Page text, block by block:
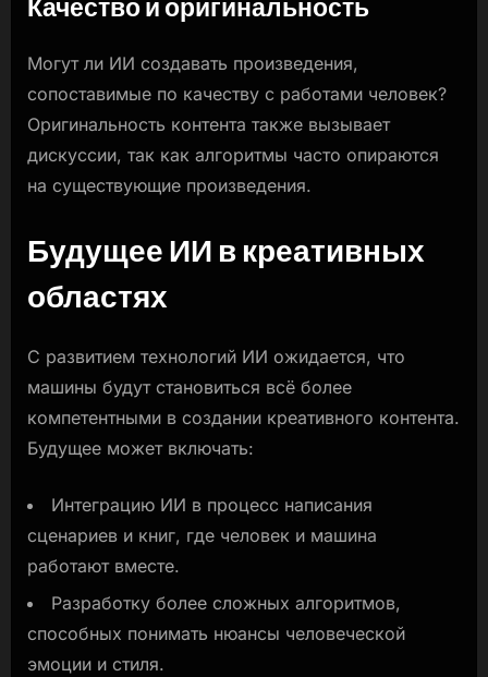
Могут ли ИИ создавать произведения,
сопоставимые по качеству с работами человек?
Оригинальность контента также вызывает
дискуссии, так как алгоритмы часто опираются
на существующие произведения.
Будущее ИИ в креативных
областях
С развитием технологий ИИ ожидается, что
машины будут становиться всё более
компетентными в создании креативного контента.
Будущее может включать:
Интеграцию ИИ в процесс написания
сценариев и книг, где человек и машина
работают вместе.
Разработку более сложных алгоритмов,
способных понимать нюансы человеческой
эмоции и стиля.